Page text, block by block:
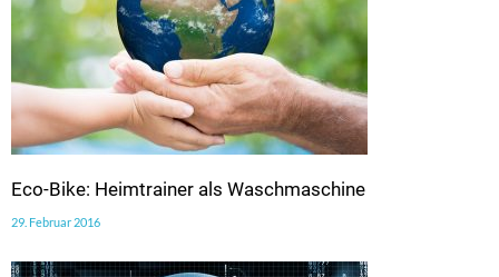
Eco-Bike: Heimtrainer als Waschmaschine
29. Februar 2016